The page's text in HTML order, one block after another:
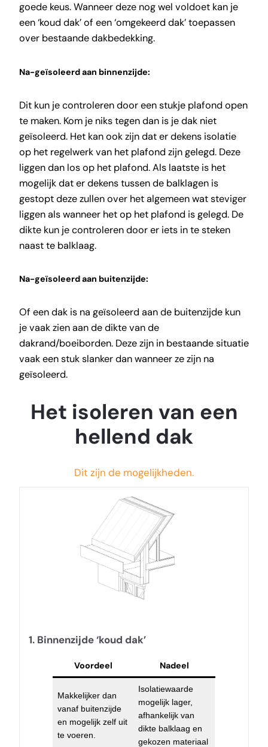
goede keus. Wanneer deze nog wel voldoet kan je
een ‘koud dak’ of een ‘omgekeerd dak’ toepassen
over bestaande dakbedekking.
Na-geïsoleerd aan binnenzijde:
Dit kun je controleren door een stukje plafond open
te maken. Kom je niks tegen dan is je dak niet
geïsoleerd. Het kan ook zijn dat er dekens isolatie
op het regelwerk van het plafond zijn gelegd. Deze
liggen dan los op het plafond. Als laatste is het
mogelijk dat er dekens tussen de balklagen is
gestopt deze zullen over het algemeen wat steviger
liggen als wanneer het op het plafond is gelegd. De
dikte kun je controleren door er iets in te steken
naast te balklaag.
Na-geïsoleerd aan buitenzijde:
Of een dak is na geïsoleerd aan de buitenzijde kun
je vaak zien aan de dikte van de
dakrand/boeiborden. Deze zijn in bestaande situatie
vaak een stuk slanker dan wanneer ze zijn na
geïsoleerd.
Het isoleren van een
hellend dak
Dit zijn de mogelijkheden.
1. Binnenzijde ‘koud dak’
Voordeel Nadeel
Makkelijker dan
vanaf buitenzijde
en mogelijk zelf uit
te voeren.
Isolatiewaarde
mogelijk lager,
afhankelijk van
dikte balklaag en
gekozen materiaal